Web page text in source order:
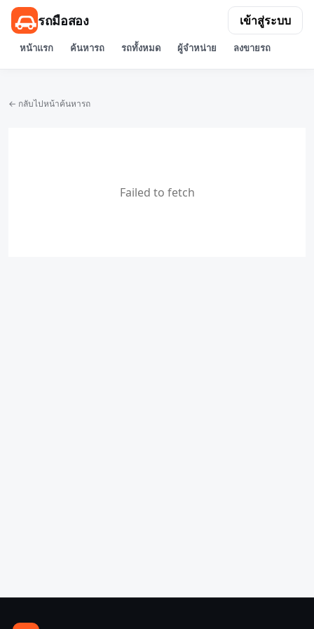
รถมือสอง
หน้าแรก ค้นหารถ รถทั้งหมด ผู้จำหน่าย ลงขายรถ
เข้าสู่ระบบ
← กลับไปหน้าค้นหารถ
Failed to fetch